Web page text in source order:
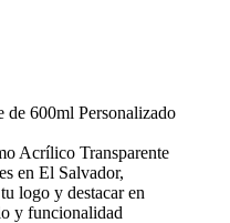
Acrílico Transparente
en El Salvador,
logo y destacar en
y funcionalidad